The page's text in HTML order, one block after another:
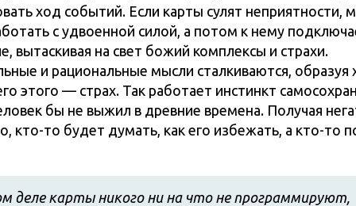
ход событий. Если карты сулят неприятности,
с удвоенной силой, а потом к нему
вытаскивая на свет божий комплексы и страхи.
и рациональные мысли сталкиваются, образуя
этого — страх. Так работает инстинкт
бы не выжил в древние времена. Получая
кто-то будет думать, как его избежать, а кто-то
деле карты никого ни на что не программируют,